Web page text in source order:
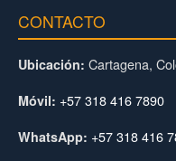
CONTACTO
Ubicación: Cartagena,
Móvil: +57 318 416 7890
WhatsApp: +57 318 416